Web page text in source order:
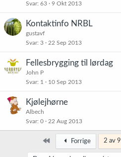
Svar 63 9 Okt 2013
Kontaktinfo NRBL
gustavf
Svar 3 22 Sep 2013
Fellesbrygging til lørdag
John P
Svar 1 10 Sep 2013
Kjølejhørne
Albech
Svar 0 22 Aug 2013
Først Forrige 2 av 9